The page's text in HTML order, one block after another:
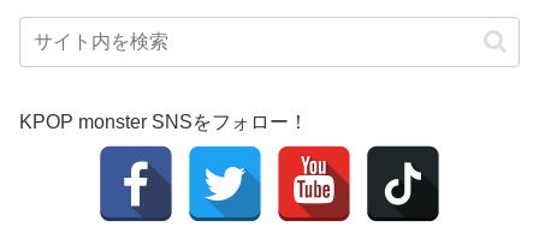
KPOP monster SNSをフォロー！